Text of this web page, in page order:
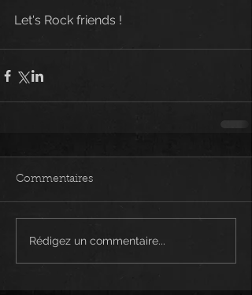
Let's Rock friends !
Commentaires
Rédigez un commentaire...